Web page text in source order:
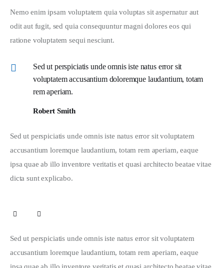
Nemo enim ipsam voluptatem quia voluptas sit aspernatur aut
odit aut fugit, sed quia consequuntur magni dolores eos qui
ratione voluptatem sequi nesciunt.
Sed ut perspiciatis unde omnis iste natus error sit
voluptatem accusantium doloremque laudantium, totam
rem aperiam.
Robert Smith
Sed ut perspiciatis unde omnis iste natus error sit voluptatem
accusantium loremque laudantium, totam rem aperiam, eaque
ipsa quae ab illo inventore veritatis et quasi architecto beatae vitae
dicta sunt explicabo.
Sed ut perspiciatis unde omnis iste natus error sit voluptatem
accusantium loremque laudantium, totam rem aperiam, eaque